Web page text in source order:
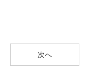
次へ